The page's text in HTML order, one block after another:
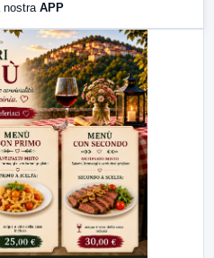
LabNews (replica)
nostra APP